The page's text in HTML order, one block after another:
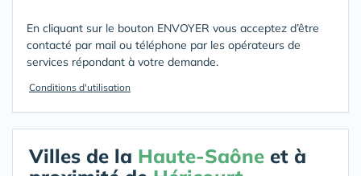
En cliquant sur le bouton ENVOYER vous acceptez d’être
contacté par mail ou téléphone par les opérateurs de
services répondant à votre demande.
Conditions d'utilisation
Villes de la Haute-Saône et à